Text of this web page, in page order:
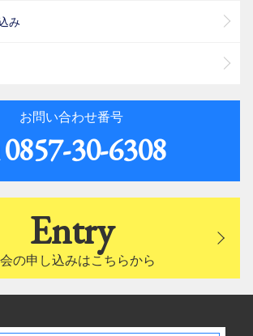
み
お問い合わせ番号
0857-30-6308
Entry
の申し込みはこちらから